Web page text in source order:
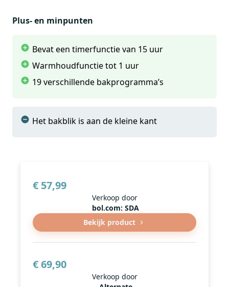
€ 133,50
Verkoop door
Plus- en minpunten
Bevat een timerfunctie van 15 uur
Warmhoudfunctie tot 1 uur
19 verschillende bakprogramma’s
Het bakblik is aan de kleine kant
€ 57,99
Verkoop door
bol.com: SDA
Bekijk product
€ 69,90
Verkoop door